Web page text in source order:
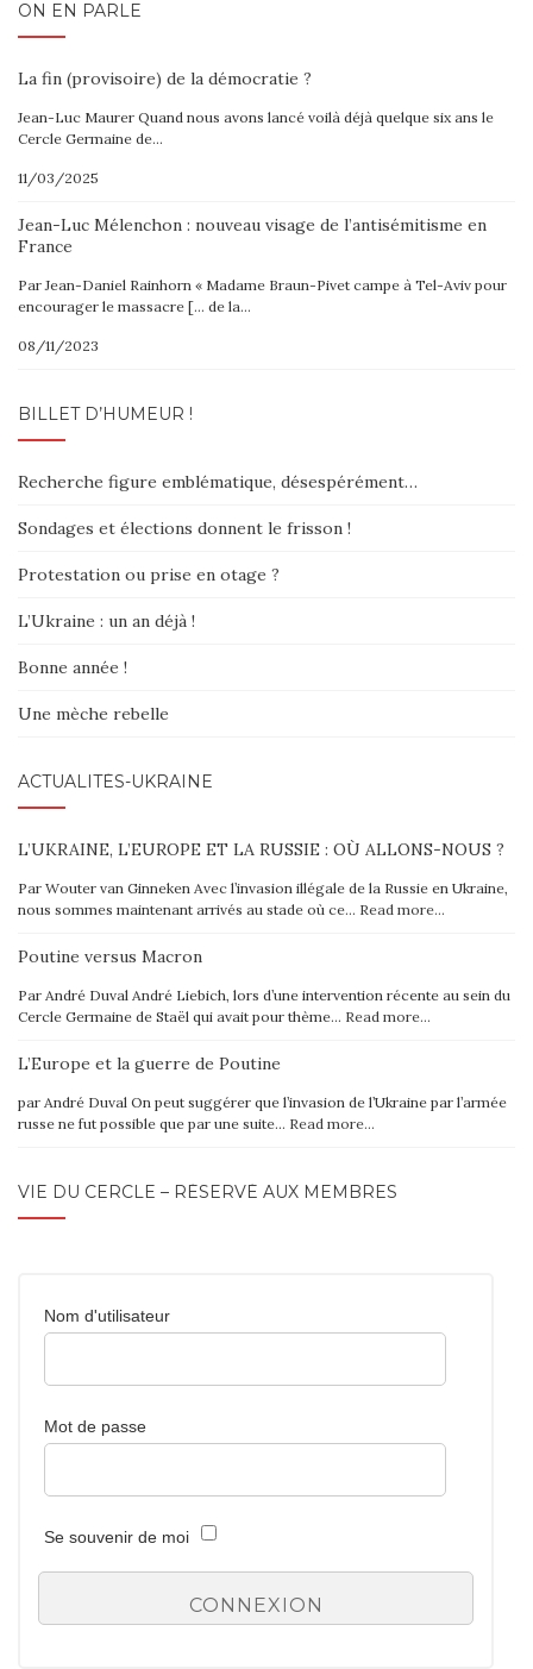
ON EN PARLE
La fin (provisoire) de la démocratie ?
Jean-Luc Maurer Quand nous avons lancé voilà déjà quelque six ans le
Cercle Germaine de…
11/03/2025
Jean-Luc Mélenchon : nouveau visage de l’antisémitisme en
France
Par Jean-Daniel Rainhorn « Madame Braun-Pivet campe à Tel-Aviv pour
encourager le massacre [… de la…
08/11/2023
BILLET D’HUMEUR !
Recherche figure emblématique, désespérément…
Sondages et élections donnent le frisson !
Protestation ou prise en otage ?
L’Ukraine : un an déjà !
Bonne année !
Une mèche rebelle
ACTUALITÉS-UKRAINE
L’UKRAINE, L’EUROPE ET LA RUSSIE : OÙ ALLONS-NOUS ?
Par Wouter van Ginneken Avec l’invasion illégale de la Russie en Ukraine,
nous sommes maintenant arrivés au stade où ce… Read more…
Poutine versus Macron
Par André Duval André Liebich, lors d’une intervention récente au sein du
Cercle Germaine de Staël qui avait pour thème… Read more…
L’Europe et la guerre de Poutine
par André Duval On peut suggérer que l’invasion de l’Ukraine par l’armée
russe ne fut possible que par une suite… Read more…
VIE DU CERCLE – RÉSERVÉ AUX MEMBRES
Nom d'utilisateur
Mot de passe
Se souvenir de moi